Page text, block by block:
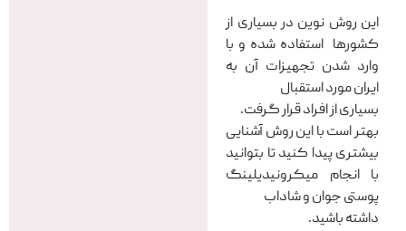
این روش نوین در بسیاری از
کشورها استفاده شده و با
وارد شدن تجهیزات آن به
ایران مورد استقبال
بسیاری از افراد قرار گرفت.
بهتر است با این روش آشنایی
بیشتری پیدا کنید تا بتوانید
با انجام میکرونیدیلینگ
پوستی جوان و شاداب
داشته باشید.